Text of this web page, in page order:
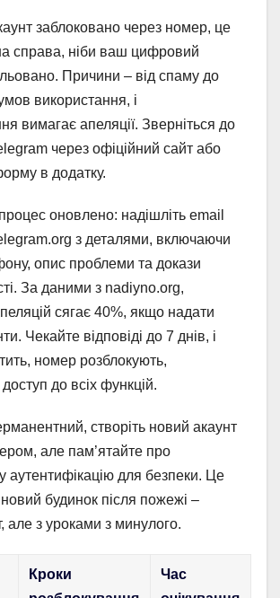
заблоковано через номер, це
справа, ніби ваш цифровий
Причини – від спаму до
використання, і
вимагає апеляції. Зверніться до
через офіційний сайт або
в додатку.
оновлено: надішліть email
з деталями, включаючи
опис проблеми та докази
За даними з nadiyno.org,
сягає 40%, якщо надати
Чекайте відповіді до 7 днів, і
номер розблокують,
до всіх функцій.
створіть новий акаунт
але пам’ятайте про
аутентифікацію для безпеки. Це
новий будинок після пожежі –
але з уроками з минулого.
Кроки
Час